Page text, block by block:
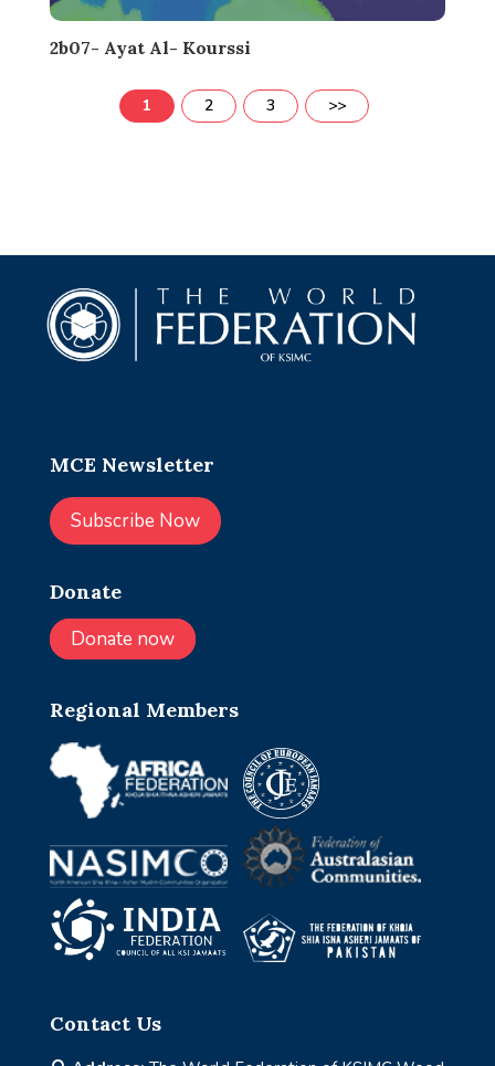
2b07- Ayat Al- Kourssi
1 2 3 >>
MCE Newsletter
Subscribe Now
Donate
Donate now
Regional Members
Contact Us